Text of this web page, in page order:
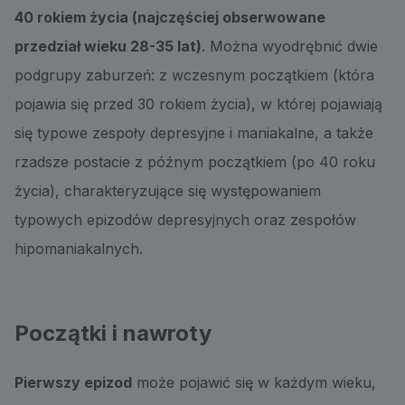
40 rokiem życia (najczęściej obserwowane
przedział wieku 28-35 lat). Można wyodrębnić dwie
podgrupy zaburzeń: z wczesnym początkiem (która
pojawia się przed 30 rokiem życia), w której pojawiają
się typowe zespoły depresyjne i maniakalne, a także
rzadsze postacie z późnym początkiem (po 40 roku
życia), charakteryzujące się występowaniem
typowych epizodów depresyjnych oraz zespołów
hipomaniakalnych.
Początki i nawroty
Pierwszy epizod może pojawić się w każdym wieku,